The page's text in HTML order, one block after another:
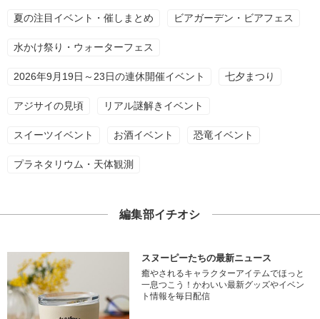
夏の注目イベント・催しまとめ ビアガーデン・ビアフェス
水かけ祭り・ウォーターフェス
2026年9月19日～23日の連休開催イベント 七夕まつり
アジサイの見頃 リアル謎解きイベント
スイーツイベント お酒イベント 恐竜イベント
プラネタリウム・天体観測
編集部イチオシ
スヌーピーたちの最新ニュース
癒やされるキャラクターアイテムでほっと
一息つこう！かわいい最新グッズやイベン
ト情報を毎日配信